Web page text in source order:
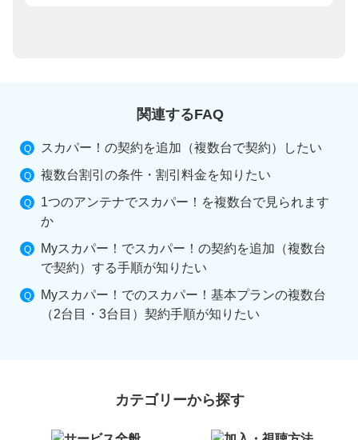
関連するFAQ
スカパー！の契約を追加（複数台で契約）したい
複数台割引の条件・割引料金を知りたい
1つのアンテナでスカパー！を複数台で見られます
か
Myスカパー！でスカパー！の契約を追加（複数台
で契約）する手順が知りたい
Myスカパー！でのスカパー！基本プランの複数台
（2台目・3台目）契約手順が知りたい
カテゴリーから探す